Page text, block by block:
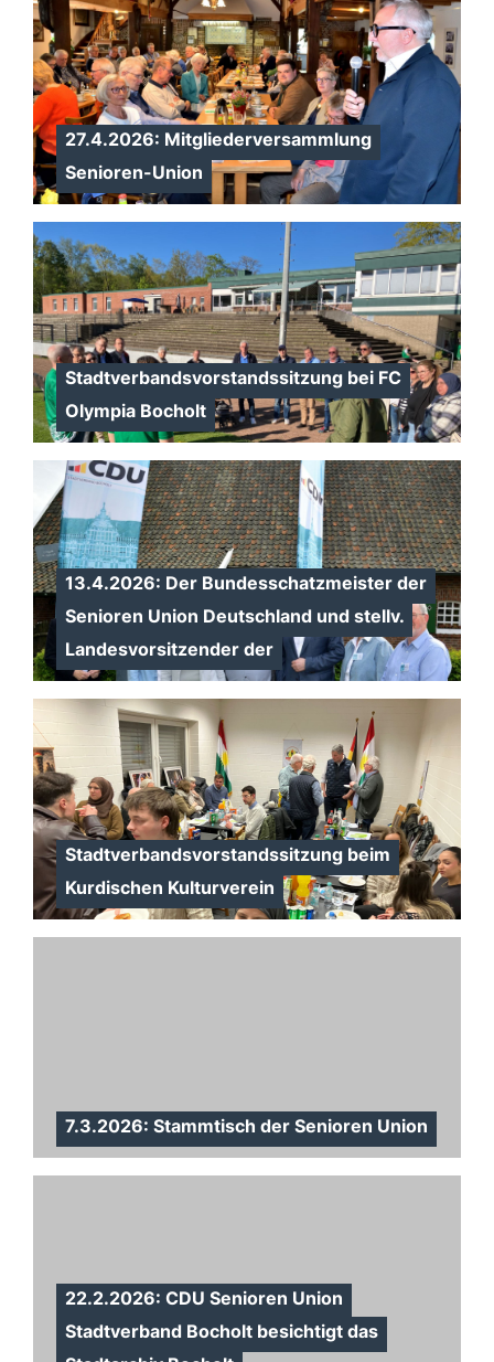
27.4.2026: Mitgliederversammlung
Senioren-Union
Stadtverbandsvorstandssitzung bei FC
Olympia Bocholt
13.4.2026: Der Bundesschatzmeister der
Senioren Union Deutschland und stellv.
Landesvorsitzender der
Stadtverbandsvorstandssitzung beim
Kurdischen Kulturverein
7.3.2026: Stammtisch der Senioren Union
22.2.2026: CDU Senioren Union
Stadtverband Bocholt besichtigt das